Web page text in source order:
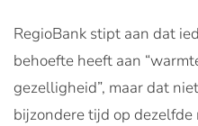
RegioBank stipt aan dat
behoefte heeft aan
gezelligheid”, maar dat
bijzondere tijd op dezelfde